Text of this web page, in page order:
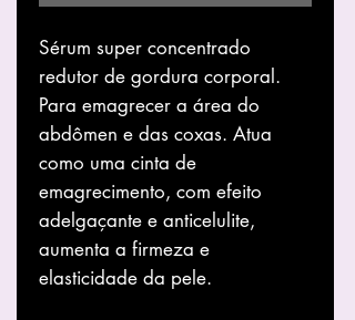
Sérum super concentrado
redutor de gordura corporal.
Para emagrecer a área do
abdômen e das coxas. Atua
como uma cinta de
emagrecimento, com efeito
adelgaçante e anticelulite,
aumenta a firmeza e
elasticidade da pele.